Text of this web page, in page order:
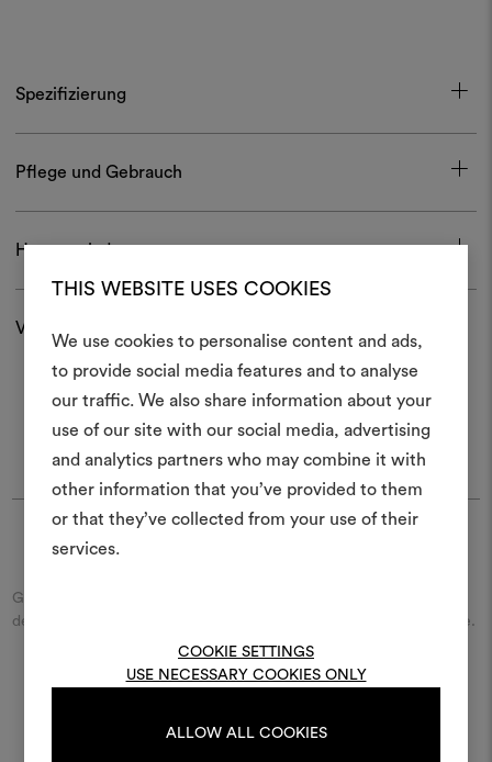
THIS WEBSITE USES COOKIES
We use cookies to personalise content and ads,
to provide social media features and to analyse
our traffic. We also share information about your
use of our site with our social media, advertising
and analytics partners who may combine it with
other information that you’ve provided to them
or that they’ve collected from your use of their
services.
COOKIE SETTINGS
USE NECESSARY COOKIES ONLY
ALLOW ALL COOKIES
Spezifizierung
Pflege und Gebrauch
Herunterladen
Versand und Rücksendungen
Geben Sie den Namen der Straße/des Platzes beziehungsweise
der Stadt ein und entdecken Sie den Dedar-Händler in Ihrer Nähe.
Ein
erstellen
Ein interaktives Tool, mit
Ideen zum Leben
anderen teilen können,
Um Moodboards zu